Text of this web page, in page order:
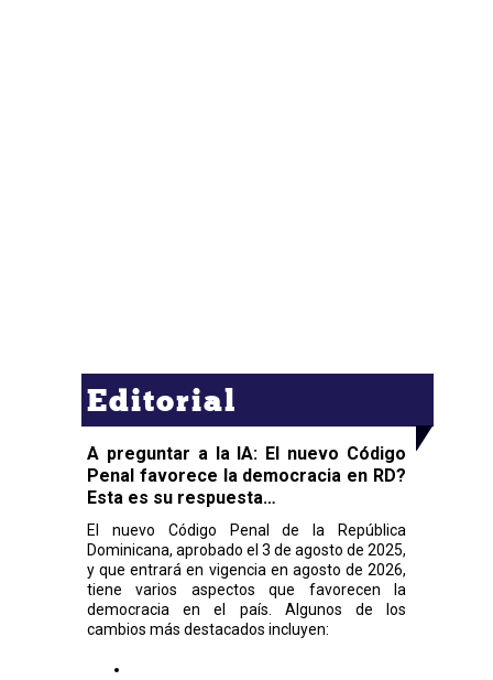
Editorial
A preguntar a la IA: El nuevo Código
Penal favorece la democracia en RD?
Esta es su respuesta…
El nuevo Código Penal de la República
Dominicana, aprobado el 3 de agosto de 2025,
y que entrará en vigencia en agosto de 2026,
tiene varios aspectos que favorecen la
democracia en el país. Algunos de los
cambios más destacados incluyen: